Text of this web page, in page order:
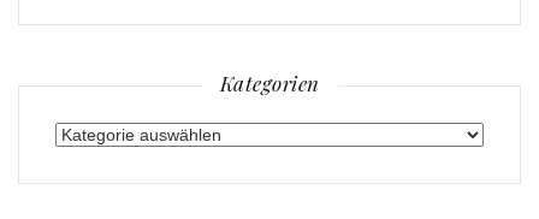
Kategorien
Kategorien